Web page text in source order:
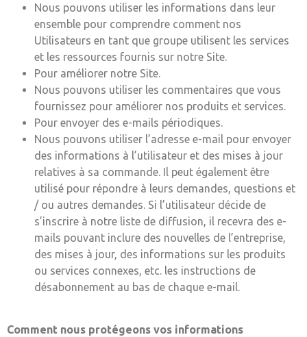
Nous pouvons utiliser les informations dans leur
ensemble pour comprendre comment nos
Utilisateurs en tant que groupe utilisent les services
et les ressources fournis sur notre Site.
Pour améliorer notre Site.
Nous pouvons utiliser les commentaires que vous
fournissez pour améliorer nos produits et services.
Pour envoyer des e-mails périodiques.
Nous pouvons utiliser l’adresse e-mail pour envoyer
des informations à l’utilisateur et des mises à jour
relatives à sa commande. Il peut également être
utilisé pour répondre à leurs demandes, questions et
/ ou autres demandes. Si l’utilisateur décide de
s’inscrire à notre liste de diffusion, il recevra des e-
mails pouvant inclure des nouvelles de l’entreprise,
des mises à jour, des informations sur les produits
ou services connexes, etc. les instructions de
désabonnement au bas de chaque e-mail.
Comment nous protégeons vos informations